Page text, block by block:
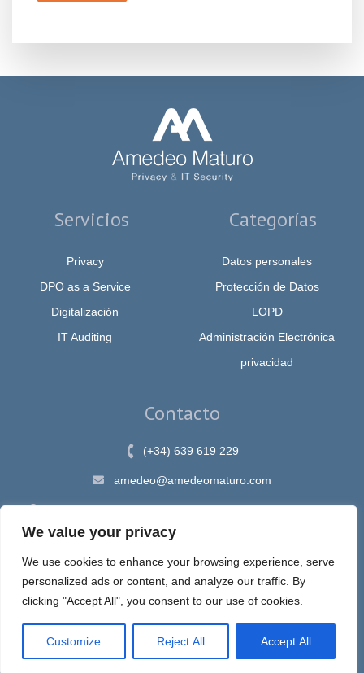
We value your privacy
We use cookies to enhance your browsing experience, serve
personalized ads or content, and analyze our traffic. By
clicking "Accept All", you consent to our use of cookies.
Customize Reject All Accept All
Servicios
Privacy
DPO as a Service
Digitalización
IT Auditing
Categorías
Datos personales
Protección de Datos
LOPD
Administración Electrónica
privacidad
Contacto
(+34) 639 619 229
amedeo@amedeomaturo.com
Av. Rambla Méndez Núnez, 12, Alicante 03002, España
Aviso Legal|Política de Privacidad|Política de cookies
Espira, sastre de tus ideas en internet © 2020